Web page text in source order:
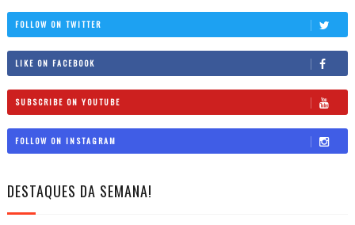
FOLLOW ON TWITTER
LIKE ON FACEBOOK
SUBSCRIBE ON YOUTUBE
FOLLOW ON INSTAGRAM
DESTAQUES DA SEMANA!